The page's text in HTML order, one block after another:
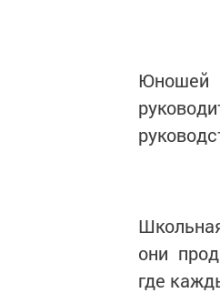
Юношей
они
где